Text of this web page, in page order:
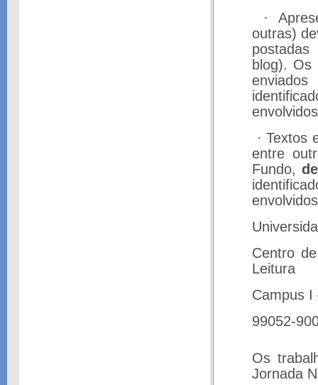
·
outras)
blog).
· Textos
entre
Fundo,
Centro
Leitura
Campus I
99052-
Os
Jornada